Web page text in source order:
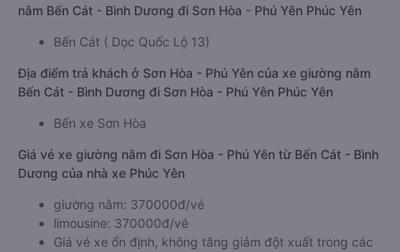
nằm Bến Cát - Bình Dương đi Sơn Hòa - Phú Yên Phúc Yên
Bến Cát ( Dọc Quốc Lộ 13)
Địa điểm trả khách ở Sơn Hòa - Phú Yên của xe giường nằm
Bến Cát - Bình Dương đi Sơn Hòa - Phú Yên Phúc Yên
Bến xe Sơn Hòa
Giá vé xe giường nằm đi Sơn Hòa - Phú Yên từ Bến Cát - Bình
Dương của nhà xe Phúc Yên
giường nằm: 370000đ/vé
limousine: 370000đ/vé
Giá vé xe ổn định, không tăng giảm đột xuất trong các